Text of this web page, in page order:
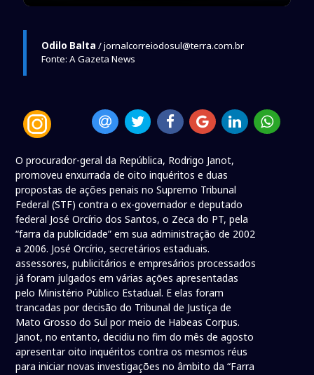
Odilo Balta / jornalcorreiodosul@terra.com.br
Fonte: A Gazeta News
O procurador-geral da República, Rodrigo Janot,
promoveu enxurrada de oito inquéritos e duas
propostas de ações penais no Supremo Tribunal
Federal (STF) contra o ex-governador e deputado
federal José Orcírio dos Santos, o Zeca do PT, pela
“farra da publicidade” em sua administração de 2002
a 2006. José Orcírio, secretários estaduais.
assessores, publicitários e empresários processados
já foram julgados em várias ações apresentadas
pelo Ministério Público Estadual. E elas foram
trancadas por decisão do Tribunal de Justiça de
Mato Grosso do Sul por meio de Habeas Corpus.
Janot, no entanto, decidiu no fim do mês de agosto
apresentar oito inquéritos contra os mesmos réus
para iniciar novas investigações no âmbito da “Farra